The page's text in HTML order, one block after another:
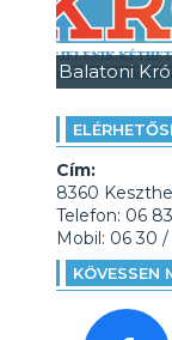
Balatoni
Cím:
8360
Telefon: 06
Mobil: 06 30 /
KÖVESSEN